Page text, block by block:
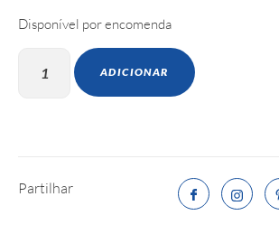
Disponível por encomenda
ADICIONAR
Partilhar